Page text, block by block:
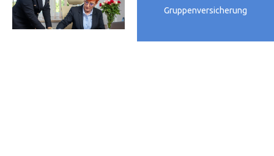
Gruppenversicherung